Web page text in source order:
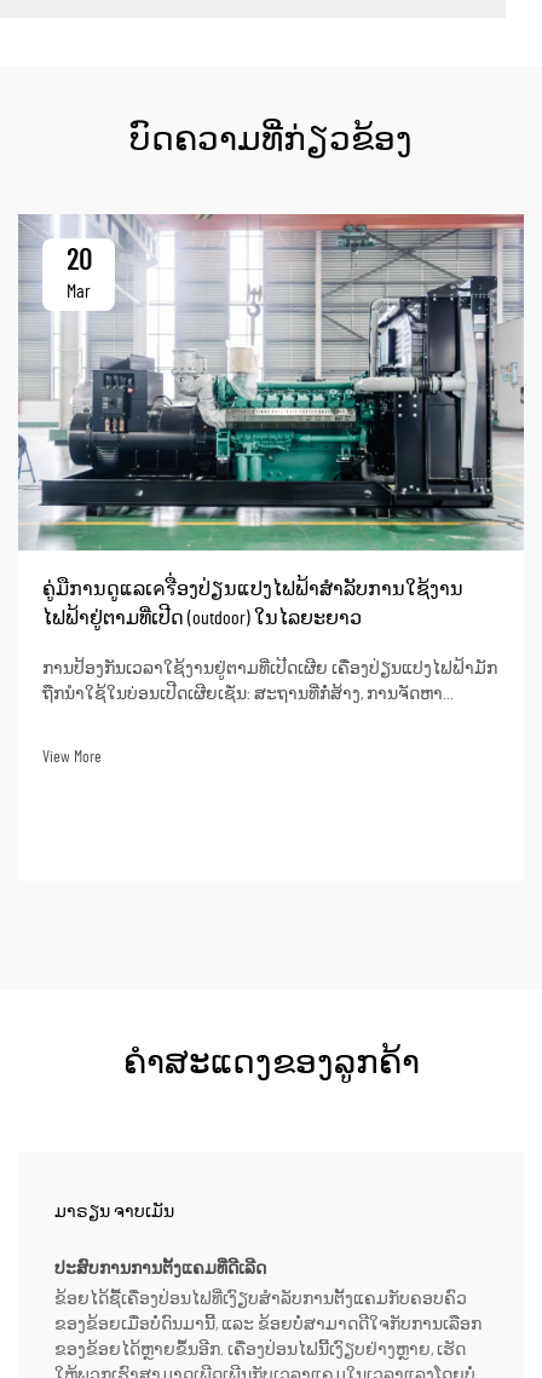
ບົດຄວາມທີ່ກ່ຽວຂ້ອງ
20
Mar
ຄູ່ມືການດູແລເครື່ອງປ່ຽນແປງໄຟຟ້າສຳລັບການໃຊ້ງານ
ໄຟຟ້າຢູ່ຕາມທີ່ເປີດ (outdoor) ໃນໄລຍະຍາວ
ການປ້ອງກັນເວລາໃຊ້ງານຢູ່ຕາມທີ່ເປີດເຜີຍ ເຄື່ອງປ່ຽນແປງໄຟຟ້າມັກ
ຖືກນຳໃຊ້ໃນບ່ອນເປີດເຜີຍເຊັ່ນ: ສະຖານທີ່ກໍ່ສ້າງ, ການຈັດຫາ
View More
ຄຳສະແດງຂອງລູກຄ້າ
ມາຣຽນ ຈາບເມັນ
ປະສົບການການຕັ້ງແຄມທີ່ດີເລີດ
ຂ້ອຍໄດ້ຊື້ເຄື່ອງປ່ອນໄຟທີ່ເງົຽບສຳລັບການຕັ້ງແຄມກັບຄອບຄົວ
ຂອງຂ້ອຍເມື່ອບໍ່ດົນມານີ້, ແລະ ຂ້ອຍບໍ່ສາມາດດີໃຈກັບການເລືອກ
ຂອງຂ້ອຍໄດ້ຫຼາຍຂຶ້ນອີກ. ເຄື່ອງປ່ອນໄຟນີ້ເງົຽບຢ່າງຫຼາຍ, ເຮັດ